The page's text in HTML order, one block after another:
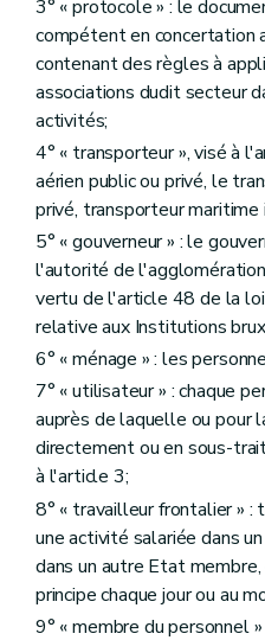
3° « protocole » : le
compétent en concertation
contenant des règles à
associations dudit secteur
activités;
4° « transporteur », visé à
aérien public ou privé, le
privé, transporteur maritime
5° « gouverneur » : le
l'autorité de
vertu de l'article 48 de la
relative aux Institutions
6° « ménage » : les
7° « utilisateur » : chaque
auprès de laquelle ou pour
directement ou en sous-
à l'article 3;
8° « travailleur frontalier »
une activité salariée dans
dans un autre Etat
principe chaque jour ou au
9° « membre du personnel